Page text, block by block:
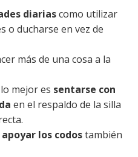
diariascomo utilizar
o ducharse en vez de
más de una cosa a la
mejor es sentarse con
en el respaldo de la silla
los codostambién